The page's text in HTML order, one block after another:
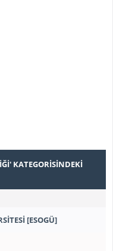
KATEGORISINDEKI
[ESOGÜ]